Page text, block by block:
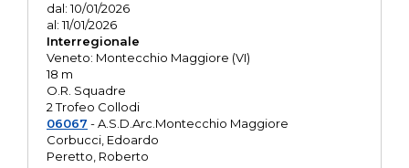
dal: 10/01/2026
al: 11/01/2026
Interregionale
Veneto: Montecchio Maggiore (VI)
18 m
O.R. Squadre
2 Trofeo Collodi
06067 - A.S.D.Arc.Montecchio Maggiore
Corbucci, Edoardo
Peretto, Roberto